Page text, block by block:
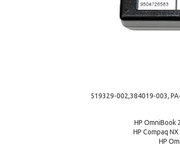
519329-002,384019-003,
HP OmniBook
HP Compaq
HP